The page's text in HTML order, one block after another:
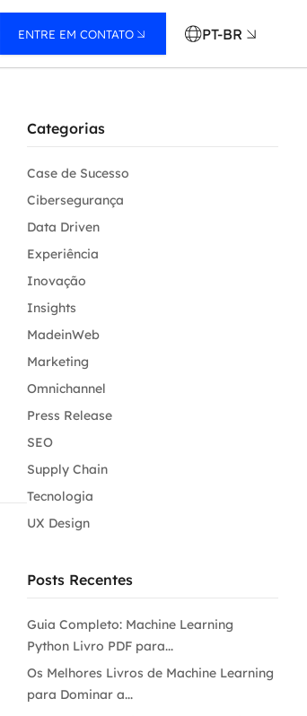
ENTRE EM CONTATO PT-BR
Categorias
Case de Sucesso
Cibersegurança
Data Driven
Experiência
Inovação
Insights
MadeinWeb
Marketing
Omnichannel
Press Release
SEO
Supply Chain
Tecnologia
UX Design
Posts Recentes
Guia Completo: Machine Learning
Python Livro PDF para...
Os Melhores Livros de Machine Learning
para Dominar a...